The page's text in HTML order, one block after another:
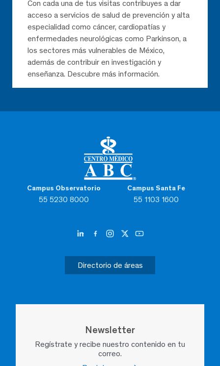
Campus Observatorio
55 5230 8000
Campus Santa Fe
55 1103 1600
Directorio de áreas
Newsletter
Regístrate y recibe nuestro contenido en tu
correo.
Con cada una de tus visitas contribuyes a dar
acceso a servicios de salud de prevención y alta
especialidad como cáncer, cardiopatías y
enfermedades neurológicas como Parkinson, a
los sectores más vulnerables de México,
además de contribuir en investigación y
enseñanza. Descubre más información.